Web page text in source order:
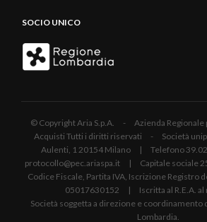
SOCIO UNICO
© Copyright Aria S.p.A. - Azienda Regionale
Acquisti Tutti i diritti riservati - Società
Aulenti, 1 20154 Milano | Telefono
protocollo@pec.ariaspa.it | Capitale sociale
Codice Fiscale, Partita IVA, Iscrizione Registro
05017630152 | Iscritta al R.E.A. al
Società soggetta a direzione e coordinamento
Lombardia.